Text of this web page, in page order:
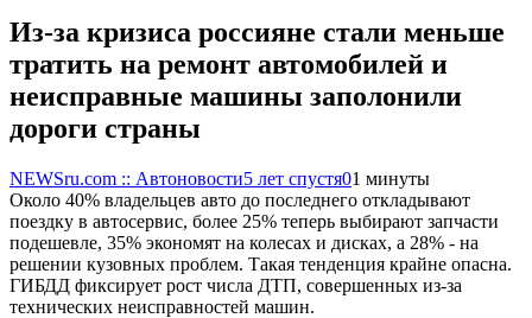
Из-за кризиса россияне стали меньше
тратить на ремонт автомобилей и
неисправные машины заполонили
дороги страны
NEWSru.com :: Автоновости5 лет спустя01 минуты
Около 40% владельцев авто до последнего откладывают
поездку в автосервис, более 25% теперь выбирают запчасти
подешевле, 35% экономят на колесах и дисках, а 28% - на
решении кузовных проблем. Такая тенденция крайне опасна.
ГИБДД фиксирует рост числа ДТП, совершенных из-за
технических неисправностей машин.